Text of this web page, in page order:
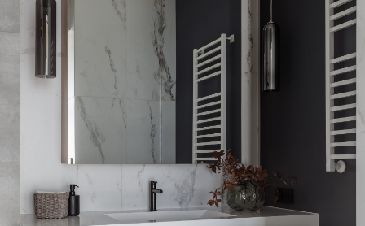
Получение рекламных
и информационных рассылок